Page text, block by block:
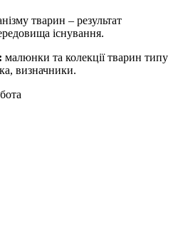
тварин – результат
існування.
малюнки та колекції тварин типу
визначники.